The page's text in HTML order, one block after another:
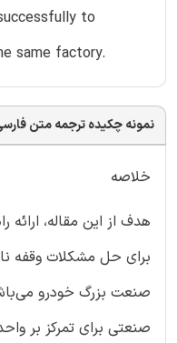
to
same factory.
نمونه چکیده ترجمه متن
خلاصه
هدف از این مقاله،
برای حل مشکلات وقفه
صنعت بزرگ خودرو
صنعتی برای تمرکز بر